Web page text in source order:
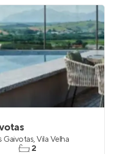
Gaivotas,Vila Velha
2